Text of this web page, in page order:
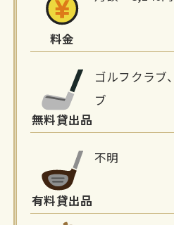
料金
無料貸出品
ゴルフクラブ
ブ
有料貸出品
不明